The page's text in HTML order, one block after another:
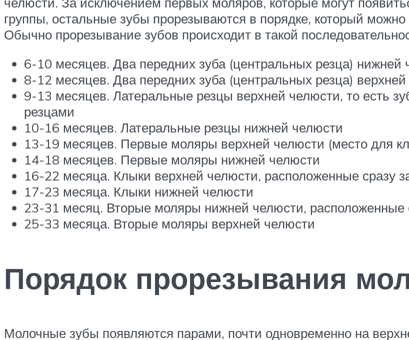
группы, остальные зубы прорезываются в порядке, который можно
Обычно прорезывание зубов происходит в такой
6-10 месяцев. Два передних зуба (центральных резца) нижней
8-12 месяцев. Два передних зуба (центральных резца)
9-13 месяцев. Латеральные резцы верхней челюсти, то есть
резцами
10-16 месяцев. Латеральные резцы нижней челюсти
13-19 месяцев. Первые моляры верхней челюсти (место для
14-18 месяцев. Первые моляры нижней челюсти
16-22 месяца. Клыки верхней челюсти, расположенные сразу
17-23 месяца. Клыки нижней челюсти
23-31 месяц. Вторые моляры нижней челюсти,
25-33 месяца. Вторые моляры верхней челюсти
Порядок прорезывания
Молочные зубы появляются парами, почти одновременно на